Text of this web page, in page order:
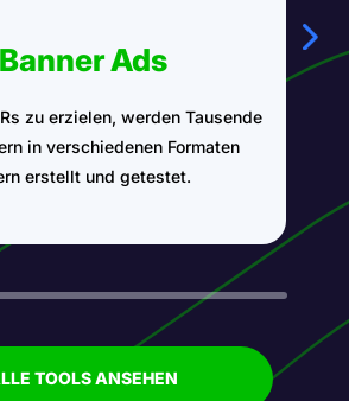
Banner Ads
zu erzielen, werden Tausende
in verschiedenen Formaten
erstellt und getestet.
TOOLS ANSEHEN